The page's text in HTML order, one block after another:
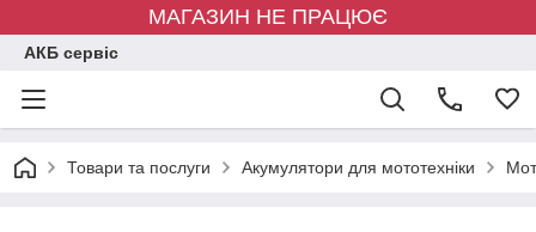
МАГАЗИН НЕ ПРАЦЮЄ
АКБ сервіс
Товари та послуги Акумулятори для мототехніки